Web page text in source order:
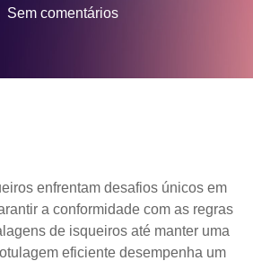
Sem comentários
enfrentam desafios únicos em
a conformidade com as regras
de isqueiros até manter uma
eficiente desempenha um